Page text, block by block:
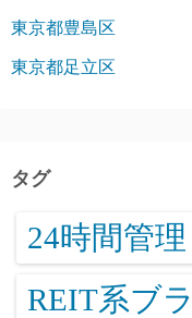
東京都豊島区
東京都足立区
タグ
24時間管理
REIT系ブ